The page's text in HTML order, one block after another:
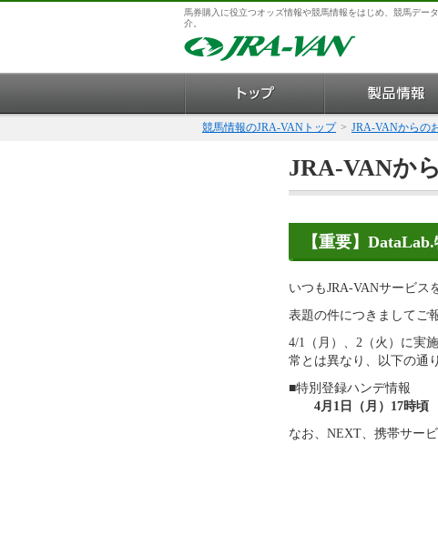
馬券購入に役立つオッズ情報や競馬情報をはじめ、競馬デー
介。
競馬情報のJRA-VANトップ > JRA-VANからの
JRA-VANか
【重要】
いつもJRA-VANサービス
表題の件につきましてご
4/1（月）、2（火）に実
常とは異なり、以下の通
■特別登録ハンデ情報
4月1日（月）17時頃
なお、NEXT、携帯サー